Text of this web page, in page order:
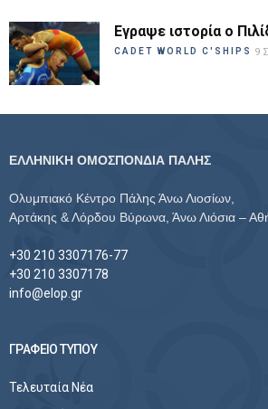
Εγραψε ιστορία ο
CADET WORLD C'SHIPS 9
ΕΛΛΗΝΙΚΗ ΟΜΟΣΠΟΝΔΙΑ ΠΑΛΗΣ
Ολυμπιακό Κέντρο Πάλης Άνω Λιοσίων,
Αρτάκης & Λόρδου Βύρωνα, Άνω Λιόσια –
+30 210 3307176-77
+30 210 3307178
info@elop.gr
ΓΡΑΦΕΙΟ ΤΥΠΟΥ
Τελευταία Νέα